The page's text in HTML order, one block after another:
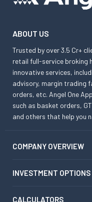
ABOUT US
Trusted by over 3.5 Cr+
retail full-service broking
innovative services,
advisory, margin trading
orders, etc. Angel One
such as basket orders,
and others that help you
COMPANY OVERVIEW
INVESTMENT OPTIONS
CALCULATORS